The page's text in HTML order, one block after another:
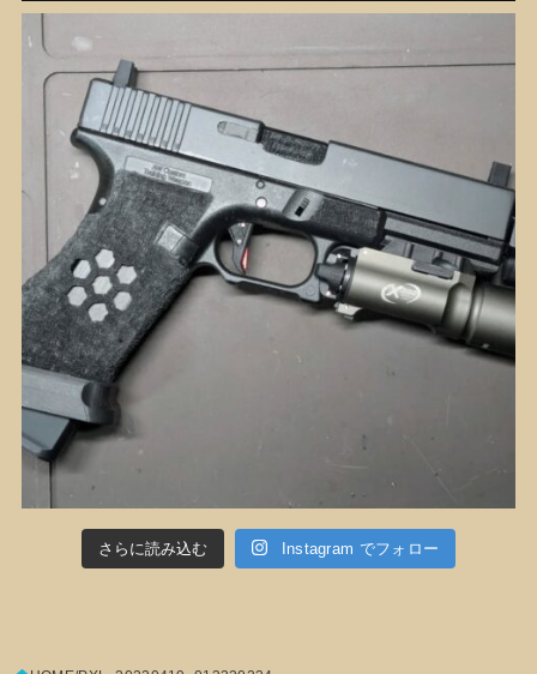
さらに読み込む Instagram でフォロー